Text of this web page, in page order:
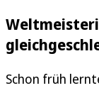
Schon früh